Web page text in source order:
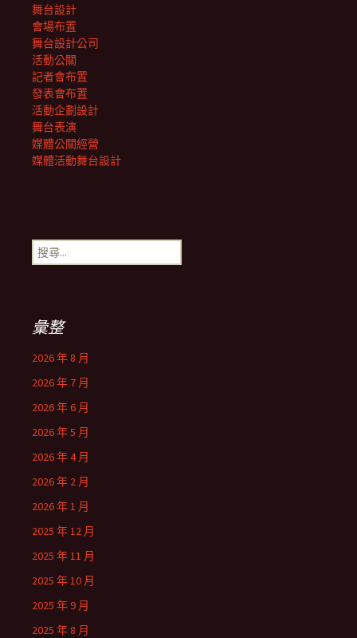
舞台設計
會場布置
舞台設計公司
活動公關
記者會布置
發表會布置
活動企劃設計
舞台表演
媒體公關經營
媒體活動舞台設計
搜
尋
彙整
2026 年 8 月
2026 年 7 月
2026 年 6 月
2026 年 5 月
2026 年 4 月
2026 年 2 月
2026 年 1 月
2025 年 12 月
2025 年 11 月
2025 年 10 月
2025 年 9 月
2025 年 8 月